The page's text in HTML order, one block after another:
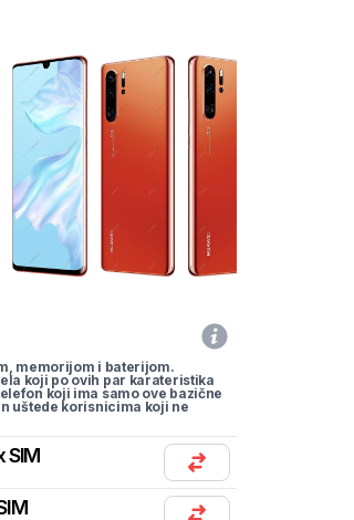
memorijom i baterijom.
koji po ovih par karateristika
koji ima samo ove bazične
uštede korisnicima koji ne
SIM